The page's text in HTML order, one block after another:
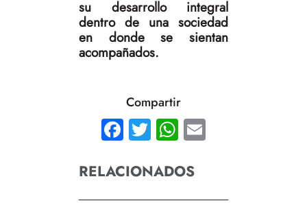
su desarrollo integral
dentro de una sociedad
en donde se sientan
acompañados.
Compartir
Facebook
TwitterWhatsApp
RELACIONADOS